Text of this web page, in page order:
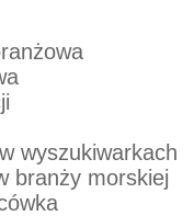
wyszukiwarkach
branży morskiej